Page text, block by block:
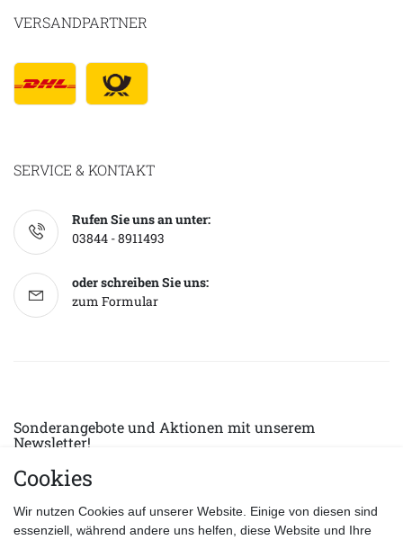
VERSANDPARTNER
SERVICE & KONTAKT
Rufen Sie uns an unter:
03844 - 8911493
oder schreiben Sie uns:
zum Formular
Sonderangebote und Aktionen mit unserem
Newsletter!
E-MAIL *
Datenschutzerklärung
Cookies
Wir nutzen Cookies auf unserer Website. Einige von diesen sind
essenziell, während andere uns helfen, diese Website und Ihre